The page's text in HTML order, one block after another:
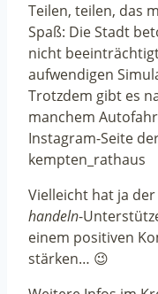
Teilen, teilen, das
Spaß: Die Stadt
nicht
aufwendigen
Trotzdem gibt es
manchem
Instagram-Seite
kempten_rathaus
Vielleicht hat ja
handeln-
einem positiven
stärken… 😉